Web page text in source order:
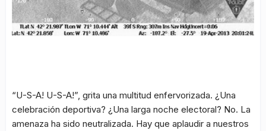
“U-S-A! U-S-A!”, grita una multitud enfervorizada. ¿Una
celebración deportiva? ¿Una larga noche electoral? No. La
amenaza ha sido neutralizada. Hay que aplaudir a nuestros